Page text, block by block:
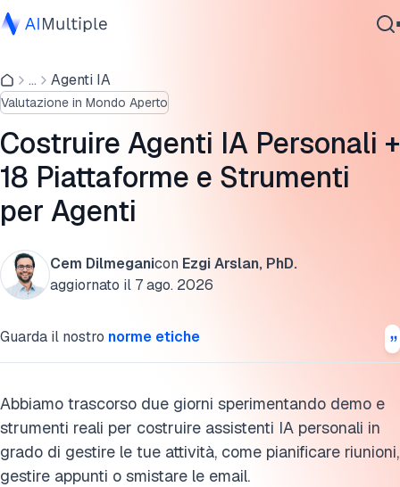
IA Agente
Sicurezza Informatica
Dati
Software Aziendale
Servizi
Contattaci
... Agenti IA
Valutazione in Mondo Aperto
Costruire Agenti IA Personali +
18 Piattaforme e Strumenti
per Agenti
Cem Dilmeganicon Ezgi Arslan, PhD.
aggiornato il 7 ago. 2026
Guarda il nostro norme etiche
Abbiamo trascorso due giorni sperimentando demo e
strumenti reali per costruire assistenti IA personali in
grado di gestire le tue attività, come pianificare riunioni,
gestire appunti o smistare le email.
L'epifania: Scoprire la vera autonomia dell'IA personale
2. Costruisci il tuo agente con MCP
3. Utilizzare piattaforme/strumenti per agenti (per non
sviluppatori)
Cita questa ricerca